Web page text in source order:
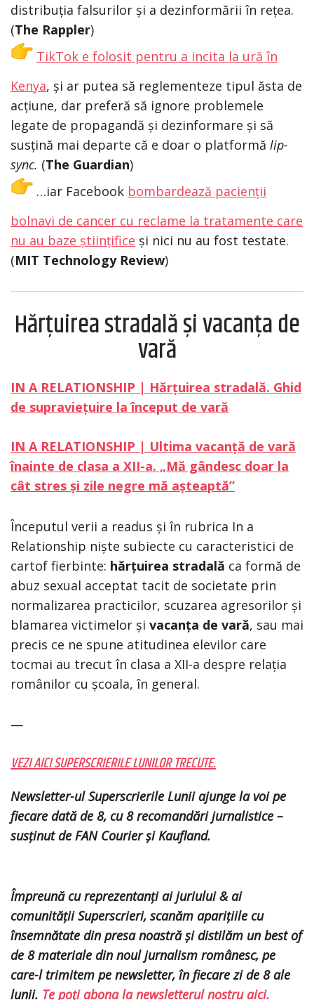
distribuția falsurilor și a dezinformării în rețea.
(The Rappler)
TikTok e folosit pentru a incita la ură în
Kenya, și ar putea să reglementeze tipul ăsta de
acțiune, dar preferă să ignore problemele
legate de propagandă și dezinformare și să
susțină mai departe că e doar o platformă lip-
sync. (The Guardian)
…iar Facebook bombardează pacienții
bolnavi de cancer cu reclame la tratamente care
nu au baze științifice și nici nu au fost testate.
(MIT Technology Review)
Hărțuirea stradală și vacanța de
vară
IN A RELATIONSHIP | Hărțuirea stradală. Ghid
de supraviețuire la început de vară
IN A RELATIONSHIP | Ultima vacanță de vară
înainte de clasa a XII-a. „Mă gândesc doar la
cât stres și zile negre mă așteaptă”
Începutul verii a readus și în rubrica In a
Relationship niște subiecte cu caracteristici de
cartof fierbinte: hărțuirea stradală ca formă de
abuz sexual acceptat tacit de societate prin
normalizarea practicilor, scuzarea agresorilor și
blamarea victimelor și vacanța de vară, sau mai
precis ce ne spune atitudinea elevilor care
tocmai au trecut în clasa a XII-a despre relația
românilor cu școala, în general.
—
VEZI AICI SUPERSCRIERILE LUNILOR TRECUTE.
Newsletter-ul Superscrierile Lunii ajunge la voi pe
fiecare dată de 8, cu 8 recomandări jurnalistice –
susținut deFAN Courier și Kaufland.
Împreună cu reprezentanți ai juriului & ai
comunității Superscrieri, scanăm aparițiile cu
însemnătate din presa noastră și distilăm un best of
de 8 materiale din noul jurnalism românesc, pe
care-l trimitem pe newsletter, în fiecare zi de 8 ale
lunii. Te poți abona la newsletterul nostru aici.